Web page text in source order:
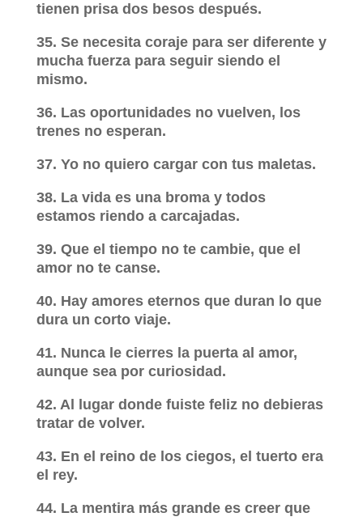
tienen prisa dos besos después.
35. Se necesita coraje para ser diferente y
mucha fuerza para seguir siendo el
mismo.
36. Las oportunidades no vuelven, los
trenes no esperan.
37. Yo no quiero cargar con tus maletas.
38. La vida es una broma y todos
estamos riendo a carcajadas.
39. Que el tiempo no te cambie, que el
amor no te canse.
40. Hay amores eternos que duran lo que
dura un corto viaje.
41. Nunca le cierres la puerta al amor,
aunque sea por curiosidad.
42. Al lugar donde fuiste feliz no debieras
tratar de volver.
43. En el reino de los ciegos, el tuerto era
el rey.
44. La mentira más grande es creer que